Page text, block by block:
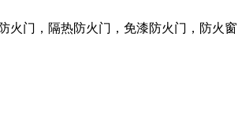
门，隔热防火门，免漆防火门，防火